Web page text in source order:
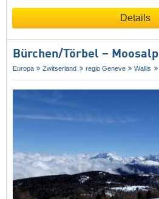
Details
Bürchen/​Törbel – Moosalp
Europa Zwitserland regio Geneve Wallis